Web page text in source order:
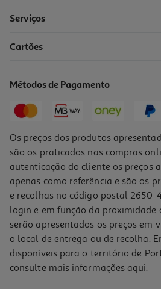
Capa Dbramante1928 Kick Icon Iphone
Serviços
Cartões
Métodos de Pagamento
Os preços dos produtos
são os praticados nas compras
autenticação do cliente os preços
apenas como referência e são os
e recolhas no código postal 2650-
login e em função da proximidade
serão apresentados os preços em
o local de entrega ou de recolha.
disponíveis para o território de
consulte mais informações aqui.